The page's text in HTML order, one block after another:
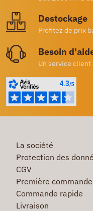
Destockage
Profitez de prix
Besoin
Un service client
La société
Protection des
CGV
Première commande
Commande rapide
Livraison